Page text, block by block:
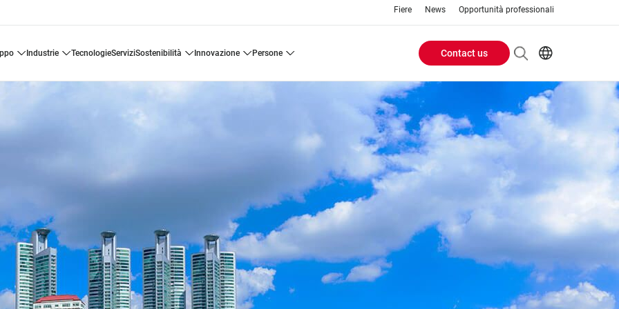
Fiere News Opportunità professionali
industrie tecnologie servizi sostenibilità innovazione persone
Header
Buttons
menu
Contact us
IT